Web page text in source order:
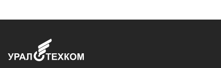
Доставка и оплата